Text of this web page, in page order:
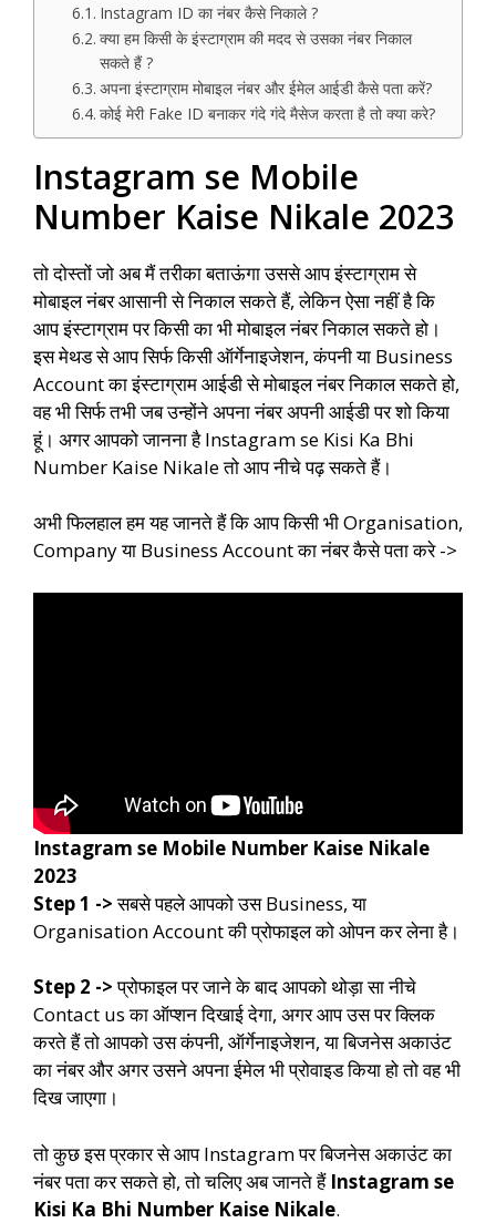
Instagram ID का नंबर कैसे निकाले ?
क्या हम किसी के इंस्टाग्राम की मदद से उसका नंबर निकाल
सकते हैं ?
अपना इंस्टाग्राम मोबाइल नंबर और ईमेल आईडी कैसे पता करें?
कोई मेरी Fake ID बनाकर गंदे गंदे मैसेज करता है तो क्या करे?
Instagram se Mobile
Number Kaise Nikale 2023
तो दोस्तों जो अब मैं तरीका बताऊंगा उससे आप इंस्टाग्राम से
मोबाइल नंबर आसानी से निकाल सकते हैं, लेकिन ऐसा नहीं है कि
आप इंस्टाग्राम पर किसी का भी मोबाइल नंबर निकाल सकते हो।
इस मेथड से आप सिर्फ किसी ऑर्गेनाइजेशन, कंपनी या Business
Account का इंस्टाग्राम आईडी से मोबाइल नंबर निकाल सकते हो,
वह भी सिर्फ तभी जब उन्होंने अपना नंबर अपनी आईडी पर शो किया
हूं। अगर आपको जानना है Instagram se Kisi Ka Bhi
Number Kaise Nikale तो आप नीचे पढ़ सकते हैं।
अभी फिलहाल हम यह जानते हैं कि आप किसी भी Organisation,
Company या Business Account का नंबर कैसे पता करे ->
Instagram se Mobile Number Kaise Nikale
2023
Step 1 ->सबसे पहले आपको उस Business, या
Organisation Account की प्रोफाइल को ओपन कर लेना है।
Step 2 ->प्रोफाइल पर जाने के बाद आपको थोड़ा सा नीचे
Contact us का ऑप्शन दिखाई देगा, अगर आप उस पर क्लिक
करते हैं तो आपको उस कंपनी, ऑर्गेनाइजेशन, या बिजनेस अकाउंट
का नंबर और अगर उसने अपना ईमेल भी प्रोवाइड किया हो तो वह भी
दिख जाएगा।
तो कुछ इस प्रकार से आप Instagram पर बिजनेस अकाउंट का
नंबर पता कर सकते हो, तो चलिए अब जानते हैं Instagram se
Kisi Ka Bhi Number Kaise Nikale.